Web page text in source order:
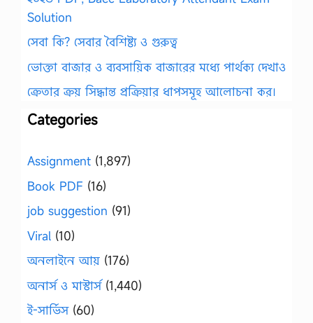
Solution
সেবা কি? সেবার বৈশিষ্ট্য ও গুরুত্ব
ভোক্তা বাজার ও ব্যবসায়িক বাজারের মধ্যে পার্থক্য দেখাও
ক্রেতার ক্রয় সিদ্ধান্ত প্রক্রিয়ার ধাপসমূহ আলোচনা কর।
Categories
Assignment (1,897)
Book PDF (16)
job suggestion (91)
Viral (10)
অনলাইনে আয় (176)
অনার্স ও মাস্টার্স(1,440)
ই-সার্ভিস(60)